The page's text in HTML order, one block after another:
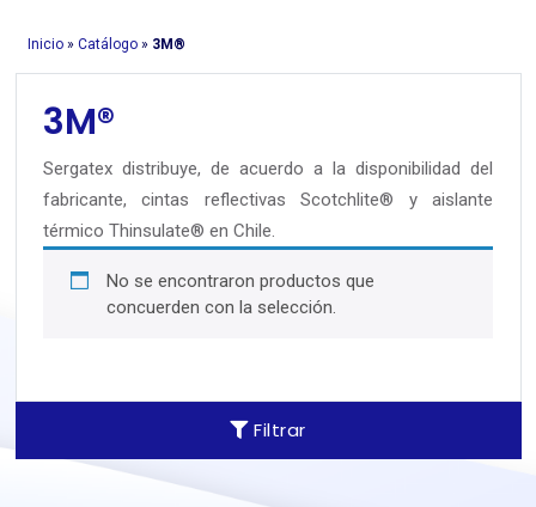
Inicio» Catálogo» 3M®
Filtrar
3M®
Sergatex distribuye, de acuerdo a la disponibilidad del
fabricante, cintas reflectivas Scotchlite® y aislante
térmico Thinsulate® en Chile.
No se encontraron productos que
concuerden con la selección.